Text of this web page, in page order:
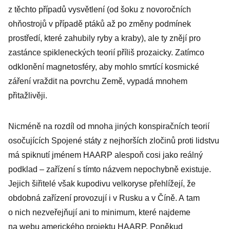
z těchto případů vysvětlení (od šoku z novoročních
ohňostrojů v případě ptáků až po změny podmínek
prostředí, které zahubily ryby a kraby), ale ty znějí pro
zastánce spikleneckých teorií příliš prozaicky. Zatímco
odklonění magnetosféry, aby mohlo smrtící kosmické
záření vraždit na povrchu Země, vypadá mnohem
přitažlivěji.
Nicméně na rozdíl od mnoha jiných konspiračních teorií
osočujících Spojené státy z nejhorších zločinů proti lidstvu
má spiknutí jménem HAARP alespoň cosi jako reálný
podklad – zařízení s tímto názvem nepochybně existuje.
Jejich šiřitelé však kupodivu velkoryse přehlížejí, že
obdobná zařízení provozují i v Rusku a v Číně. A tam
o nich nezveřejňují ani to minimum, které najdeme
na webu amerického projektu HAARP. Poněkud